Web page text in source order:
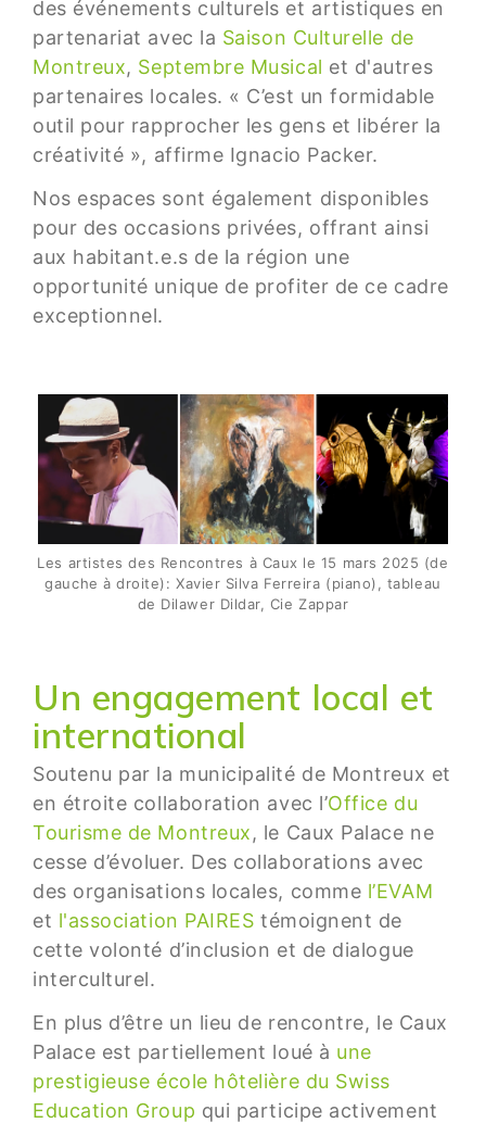
des événements culturels et artistiques en
partenariat avec la Saison Culturelle de
Montreux, Septembre Musical et d'autres
partenaires locales. « C’est un formidable
outil pour rapprocher les gens et libérer la
créativité », affirme Ignacio Packer.
Nos espaces sont également disponibles
pour des occasions privées, offrant ainsi
aux habitant.e.s de la région une
opportunité unique de profiter de ce cadre
exceptionnel.
Les artistes des Rencontres à Caux le 15 mars 2025 (de
gauche à droite): Xavier Silva Ferreira (piano), tableau
de Dilawer Dildar, Cie Zappar
Un engagement local et
international
Soutenu par la municipalité de Montreux et
en étroite collaboration avec l’Office du
Tourisme de Montreux, le Caux Palace ne
cesse d’évoluer. Des collaborations avec
des organisations locales, comme l’EVAM
et l'association PAIRES témoignent de
cette volonté d’inclusion et de dialogue
interculturel.
En plus d’être un lieu de rencontre, le Caux
Palace est partiellement loué à une
prestigieuse école hôtelière du Swiss
Education Group qui participe activement